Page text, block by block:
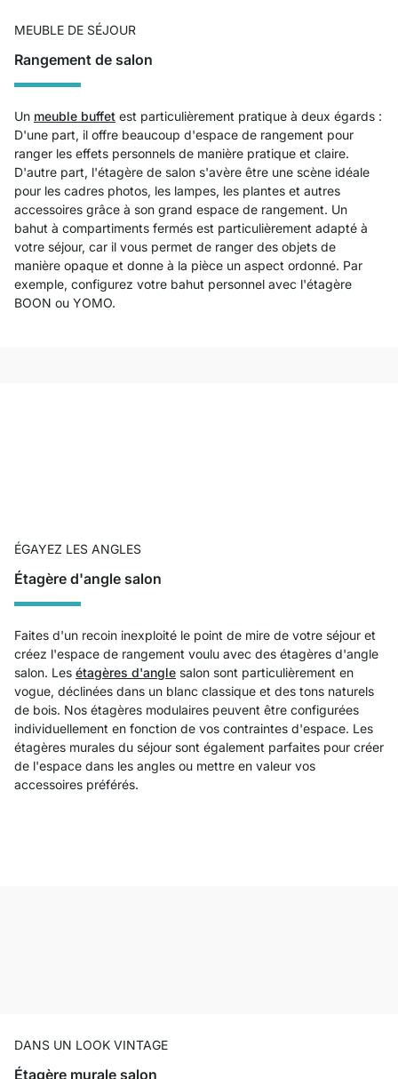
MEUBLE DE SÉJOUR
Rangement de salon
Un meuble buffet est particulièrement pratique à deux égards :
D'une part, il offre beaucoup d'espace de rangement pour
ranger les effets personnels de manière pratique et claire.
D'autre part, l'étagère de salon s'avère être une scène idéale
pour les cadres photos, les lampes, les plantes et autres
accessoires grâce à son grand espace de rangement. Un
bahut à compartiments fermés est particulièrement adapté à
votre séjour, car il vous permet de ranger des objets de
manière opaque et donne à la pièce un aspect ordonné. Par
exemple, configurez votre bahut personnel avec l'étagère
BOON ou YOMO.
ÉGAYEZ LES ANGLES
Étagère d'angle salon
Faites d'un recoin inexploité le point de mire de votre séjour et
créez l'espace de rangement voulu avec des étagères d'angle
salon. Les étagères d'angle salon sont particulièrement en
vogue, déclinées dans un blanc classique et des tons naturels
de bois. Nos étagères modulaires peuvent être configurées
individuellement en fonction de vos contraintes d'espace. Les
étagères murales du séjour sont également parfaites pour créer
de l'espace dans les angles ou mettre en valeur vos
accessoires préférés.
DANS UN LOOK VINTAGE
Étagère murale salon